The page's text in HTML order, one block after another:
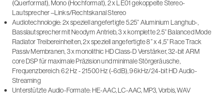
(Querformat), Mono (Hochformat), 2 x LE01 gekoppelte Stereo-
Lautsprecher –Links/Rechtskanal Stereo
Audiotechnologie: 2x speziell angefertigte 5.25” Aluminium Langhub-,
Basslautsprecher mit Neodym Antrieb, 3 x komplette 2.5” Balanced Mode
Radiator Treibereinheiten, 2x speziell angefertigte 8” x 4,5” Race Track
Passiv Membranen, 3 x monolithic HD Class-D Verstärker, 32-bit ARM
core DSP für maximale Präzision und minimale Störgeräusche,
Frequenzbereich: 62 Hz - 21500 Hz (-6dB), 96kHz/24-bit HD Audio-
Streaming
Unterstützte Audio-Formate: HE-AAC, LC-AAC, MP3, Vorbis, WAV